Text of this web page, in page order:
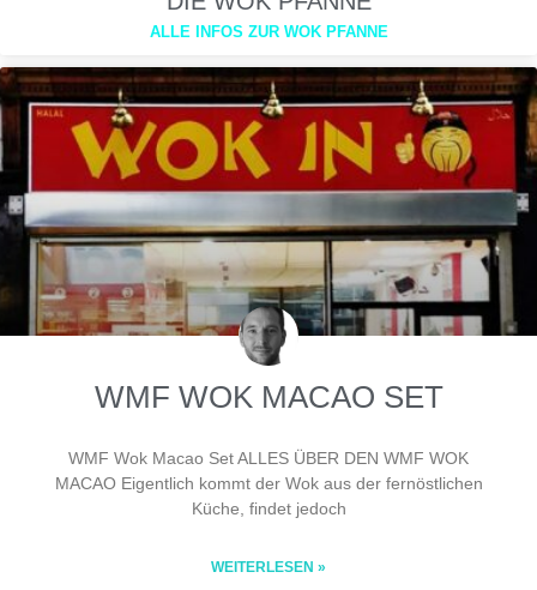
ALLE INFOS ZUR WOK PFANNE
WMF WOK MACAO SET
WMF Wok Macao Set ALLES ÜBER DEN WMF WOK
MACAO Eigentlich kommt der Wok aus der fernöstlichen
Küche, findet jedoch
WEITERLESEN »